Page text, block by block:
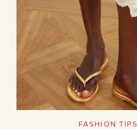
FASHION TIPS